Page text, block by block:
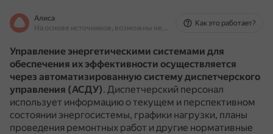
Алиса
На основе источников, возможны неточности
Как это работает?
Управление энергетическими системами для
обеспечения их эффективности осуществляется
через автоматизированную систему диспетчерского
управления (АСДУ). Диспетчерский персонал
использует информацию о текущем и перспективном
состоянии энергосистемы, графики нагрузки, планы
проведения ремонтных работ и другие нормативные